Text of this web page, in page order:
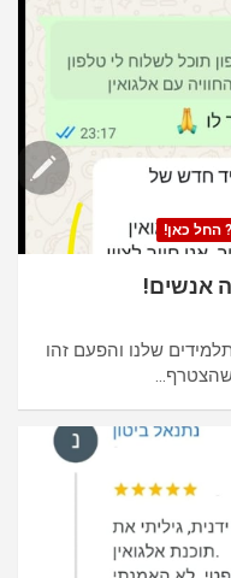
החל כאן!
אנשים!
שלנו והפעם זהו